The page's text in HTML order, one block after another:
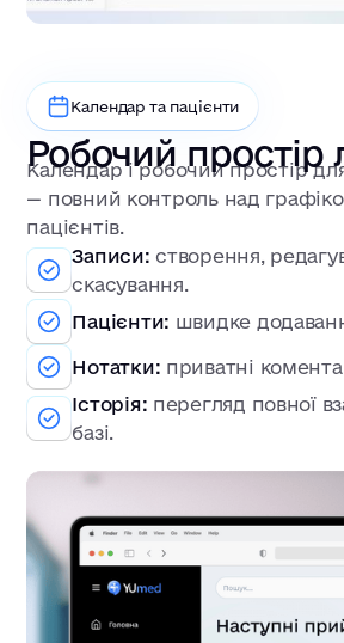
Календар та пацієнти
Робочий простір
Календар і робочий простір для
— повний контроль над
пацієнтів.
Записи: створення,
скасування.
Пацієнти: швидке
Нотатки: приватні
Історія: перегляд повної
базі.